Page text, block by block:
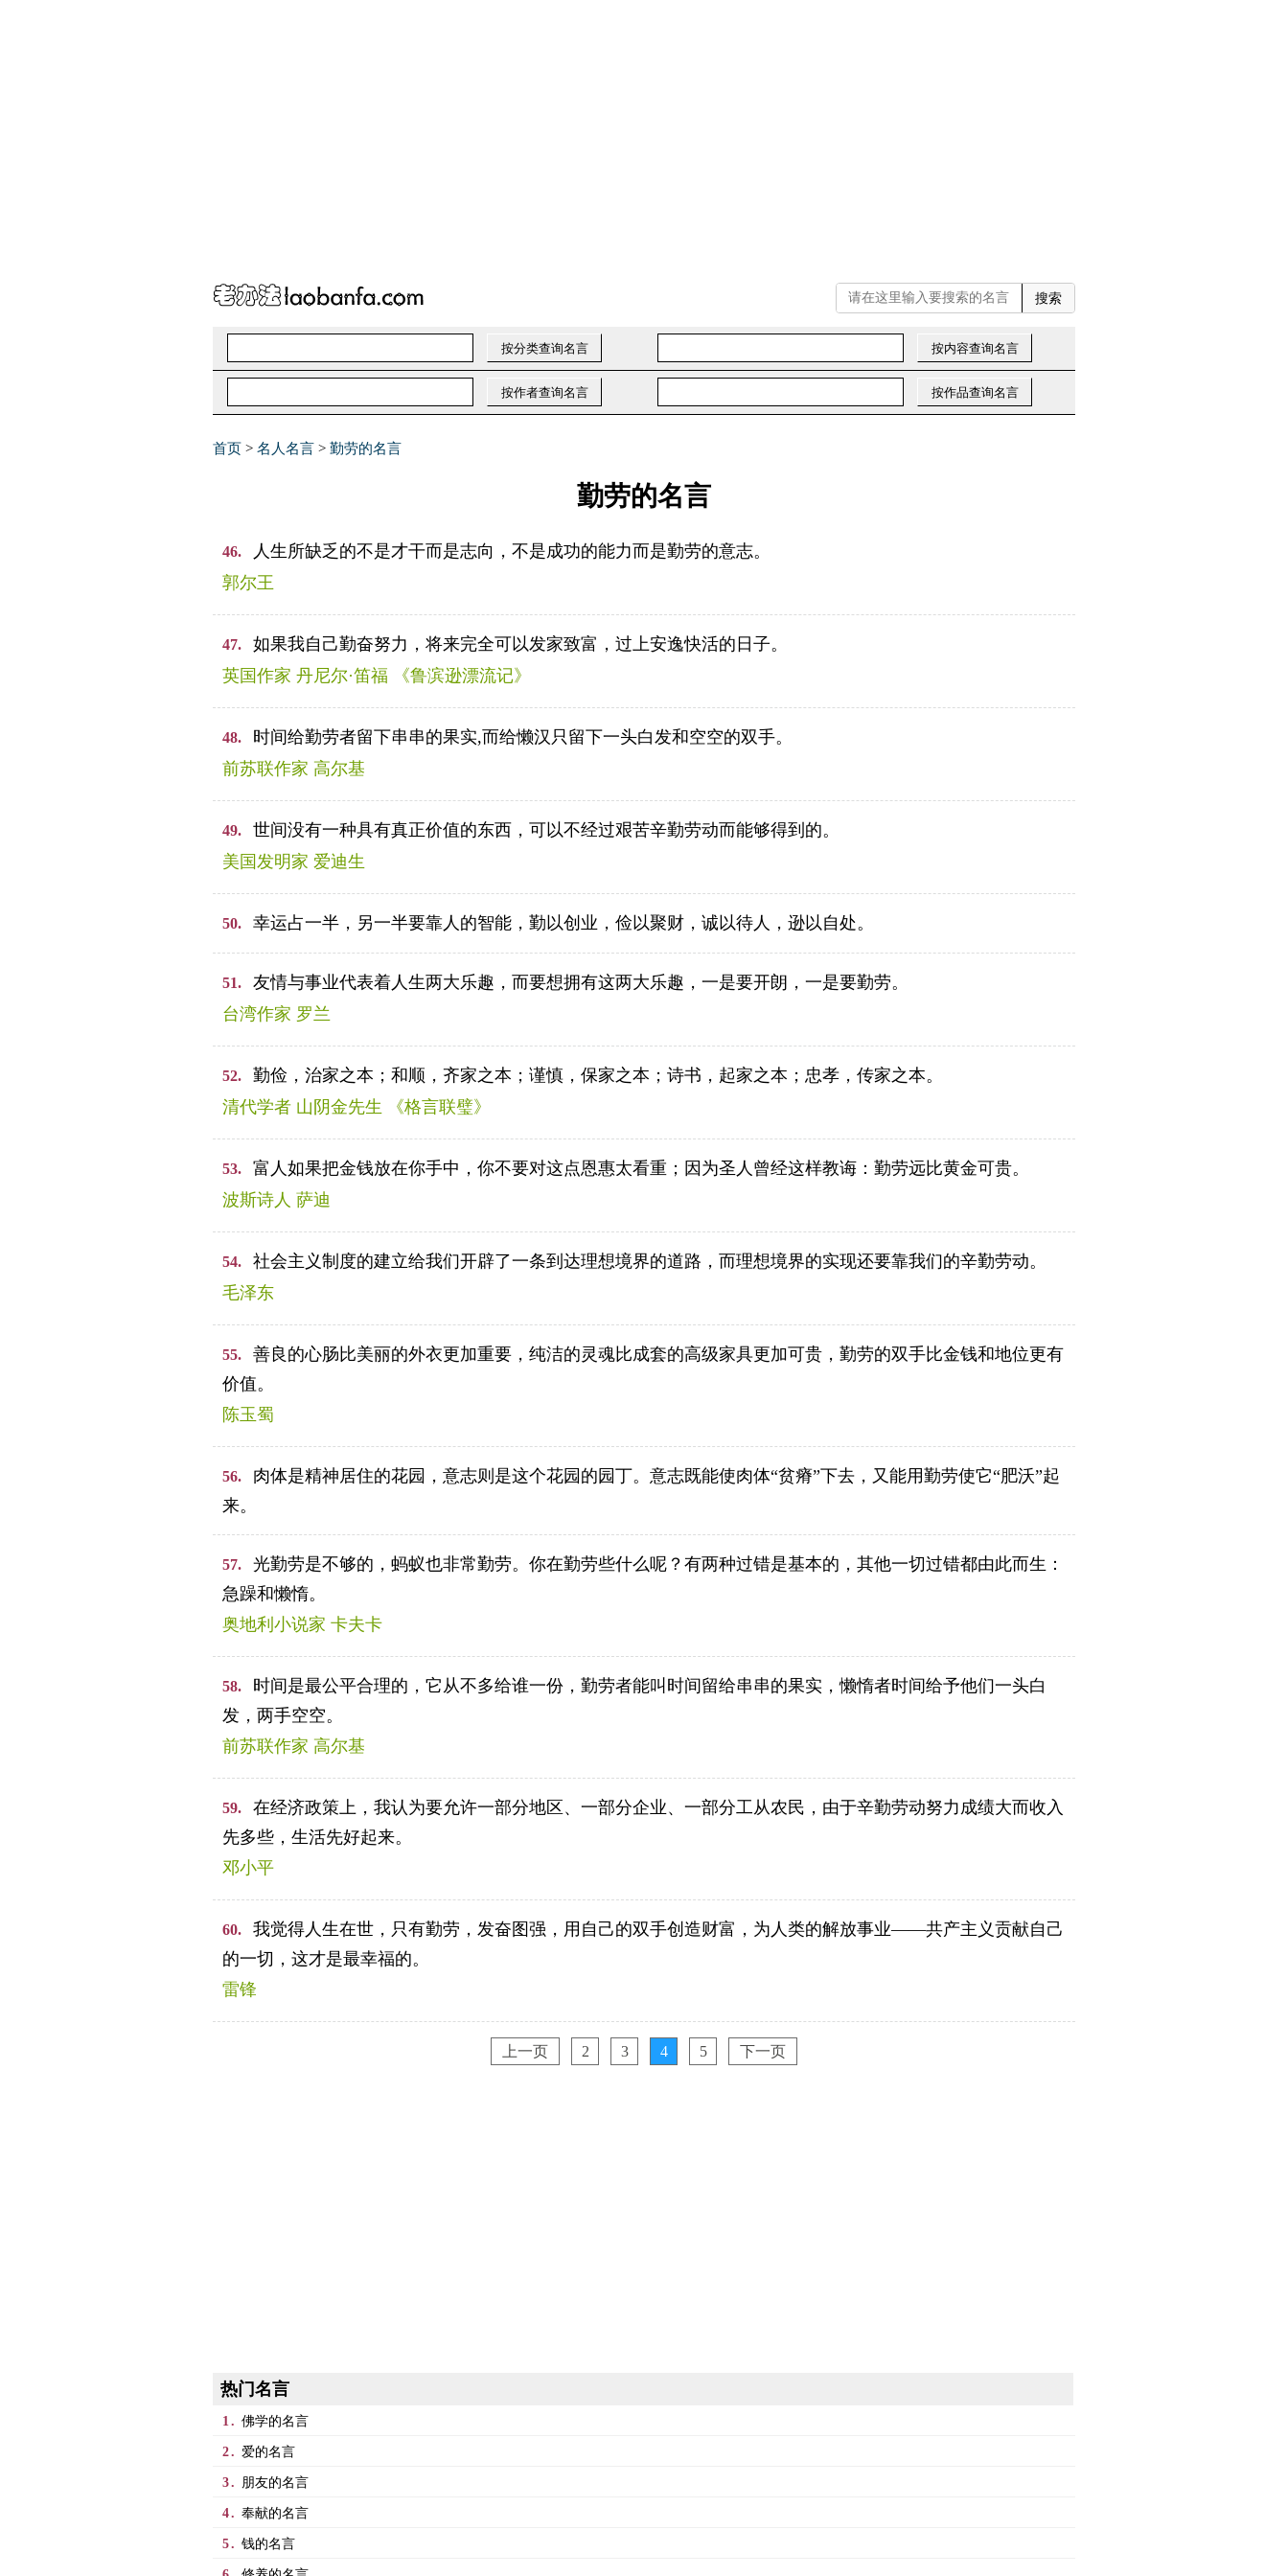
首页 > 名人名言 > 勤劳的名言
勤劳的名言
46.
人生所缺乏的不是才干而是志向，不是成功的能力而是勤劳的意志。
郭尔王
47.
如果我自己勤奋努力，将来完全可以发家致富，过上安逸快活的日子。
英国作家 丹尼尔·笛福 《鲁滨逊漂流记》
48.
时间给勤劳者留下串串的果实,而给懒汉只留下一头白发和空空的双手。
前苏联作家 高尔基
49.
世间没有一种具有真正价值的东西，可以不经过艰苦辛勤劳动而能够得到的。
美国发明家 爱迪生
50. 幸运占一半，另一半要靠人的智能，勤以创业，俭以聚财，诚以待人，逊以自处。
51.
友情与事业代表着人生两大乐趣，而要想拥有这两大乐趣，一是要开朗，一是要勤劳。
台湾作家 罗兰
52.
勤俭，治家之本；和顺，齐家之本；谨慎，保家之本；诗书，起家之本；忠孝，传家之本。
清代学者 山阴金先生 《格言联璧》
53.
富人如果把金钱放在你手中，你不要对这点恩惠太看重；因为圣人曾经这样教诲：勤劳远比黄金可贵。
波斯诗人 萨迪
54.
社会主义制度的建立给我们开辟了一条到达理想境界的道路，而理想境界的实现还要靠我们的辛勤劳动。
毛泽东
55.
善良的心肠比美丽的外衣更加重要，纯洁的灵魂比成套的高级家具更加可贵，勤劳的双手比金钱和地位更有
价值。
陈玉蜀
56.
肉体是精神居住的花园，意志则是这个花园的园丁。意志既能使肉体“贫瘠”下去，又能用勤劳使它“肥沃”起
来。
57.
光勤劳是不够的，蚂蚁也非常勤劳。你在勤劳些什么呢？有两种过错是基本的，其他一切过错都由此而生：
急躁和懒惰。
奥地利小说家 卡夫卡
58.
时间是最公平合理的，它从不多给谁一份，勤劳者能叫时间留给串串的果实，懒惰者时间给予他们一头白
发，两手空空。
前苏联作家 高尔基
59.
在经济政策上，我认为要允许一部分地区、一部分企业、一部分工从农民，由于辛勤劳动努力成绩大而收入
先多些，生活先好起来。
邓小平
60.
我觉得人生在世，只有勤劳，发奋图强，用自己的双手创造财富，为人类的解放事业——共产主义贡献自己
的一切，这才是最幸福的。
雷锋
上一页 2 3 4 5 下一页
热门名言
1. 佛学的名言
2. 爱的名言
3. 朋友的名言
4. 奉献的名言
5. 钱的名言